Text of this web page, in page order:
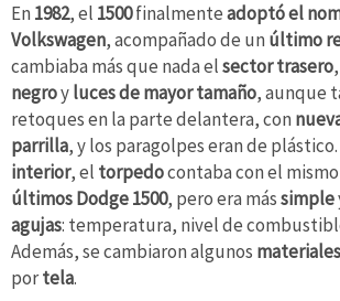
En 1982, el 1500finalmenteadoptó el
Volkswagen, acompañado de un último
cambiaba más que nada elsector trasero
negroyluces de mayor tamaño, aunque
retoques en la parte delantera, con
parrilla, y los paragolpes eran de
interior, el torpedocontaba con el
últimos Dodge 1500, pero era mássimple
agujas: temperatura, nivel de
Además, se cambiaron algunos materiales
portela.